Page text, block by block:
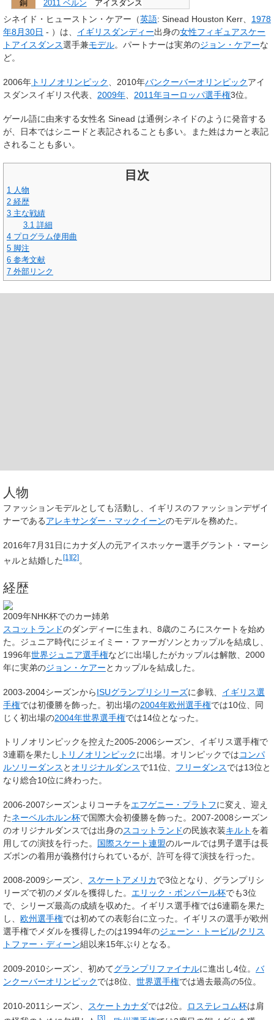
銅
2011 ベルン アイスダンス
シネイド・ヒューストン・ケアー （英語: Sinead Houston Kerr
1978
年8月30日 - ）は、 イギリス ダンディー出身の女性フィギュアスケー
ト アイスダンス選手兼モデル。パートナーは実弟のジョン・ケアーな
ど。
2006年 トリノオリンピック 、2010年バンクーバーオリンピックアイ
スダンスイギリス代表、 2009年 2011年ヨーロッパ選手権3位。
ゲール語に由来する女性名 Sinead は通例 シネイドのように発音する
が、日本ではシニード と表記されることも多い。また姓はカーと表記
されることも多い。
目次
1 人物
2 経歴
3 主な戦績
3.1 詳細
4 プログラム使用曲
5 脚注
6 参考文献
7 外部リンク
人物
ファッションモデルとしても活動し、イギリスのファッションデザイ
ナーであるアレキサンダー・マックイーンのモデルを務めた。
2016年7月31日にカナダ人の元アイスホッケー選手グラント・マーシ
ャルと結婚した[1][2]。
経歴
2009年NHK杯でのカー姉弟
スコットランドのダンディーに生まれ、8歳のころにスケートを始め
た。ジュニア時代にジェイミー・ファーガソンとカップルを結成し、
1996年世界ジュニア選手権などに出場したがカップルは解散、2000
年に実弟のジョン・ケアーとカップルを結成した。
2003-2004シーズンからISUグランプリシリーズに参戦、 イギリス選
手権では初優勝を飾った。初出場の2004年欧州選手権では10位、同
じく初出場の2004年世界選手権では14位となった。
トリノオリンピックを控えた2005-2006シーズン、イギリス選手権で
3連覇を果たし トリノオリンピックに出場。オリンピックではコンパ
ルソリーダンス と オリジナルダンスで11位、 フリーダンスでは13位と
なり総合10位に終わった。
2006-2007シーズンよりコーチをエフゲニー・プラトフに変え、迎え
たネーベルホルン杯で国際大会初優勝を飾った。2007-2008シーズン
のオリジナルダンスでは出身のスコットランドの民族衣装キルト を着
用しての演技を行った。 国際スケート連盟のルールでは男子選手は長
ズボンの着用が義務付けられているが、許可を得て演技を行った。
2008-2009シーズン、 スケートアメリカで3位となり、グランプリシ
リーズで初のメダルを獲得した。 エリック・ボンパール杯でも3位
で、シリーズ最高の成績を収めた。イギリス選手権では6連覇を果た
し、 欧州選手権では初めての表彰台に立った。イギリスの選手が欧州
選手権でメダルを獲得したのは1994年のジェーン・トービル/クリス
トファー・ディーン組以来15年ぶりとなる。
2009-2010シーズン、初めてグランプリファイナルに進出し4位。 バ
ンクーバーオリンピックでは8位、 世界選手権では過去最高の5位。
2010-2011シーズン、 スケートカナダでは2位。 ロステレコム杯は肩
[3]